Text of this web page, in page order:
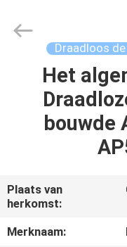
HUIS
PRODUCTEN
OVER
ONS
Ltd..
Draadloos
Het
bouwde
Plaats van
herkomst:
Merknaam: